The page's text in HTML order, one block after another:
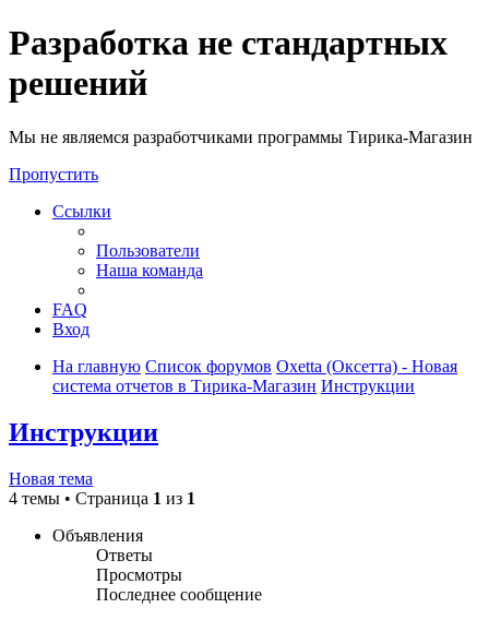
Разработка не стандартных
решений
Мы не являемся разработчиками программы Тирика-Магазин
Пропустить
Ссылки
Пользователи
Наша команда
FAQ
Вход
На главную Список форумов Oxetta (Оксетта) - Новая
система отчетов в Тирика-Магазин Инструкции
Инструкции
Новая тема
4 темы • Страница 1 из 1
Объявления
Ответы
Просмотры
Последнее сообщение